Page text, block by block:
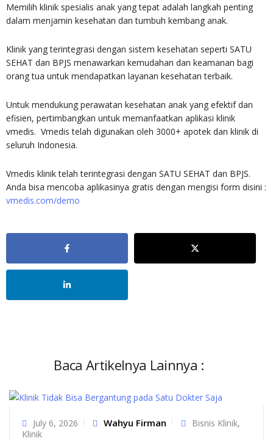
Memilih klinik spesialis anak yang tepat adalah langkah penting
dalam menjamin kesehatan dan tumbuh kembang anak.
Klinik yang terintegrasi dengan sistem kesehatan seperti SATU
SEHAT dan BPJS menawarkan kemudahan dan keamanan bagi
orang tua untuk mendapatkan layanan kesehatan terbaik.
Untuk mendukung perawatan kesehatan anak yang efektif dan
efisien, pertimbangkan untuk memanfaatkan aplikasi klinik
vmedis. Vmedis telah digunakan oleh 3000+ apotek dan klinik di
seluruh Indonesia.
Vmedis klinik telah terintegrasi dengan SATU SEHAT dan BPJS.
Anda bisa mencoba aplikasinya gratis dengan mengisi form disini :
vmedis.com/demo
Baca Artikelnya Lainnya :
July 6, 2026 Wahyu Firman Bisnis Klinik,
Klinik